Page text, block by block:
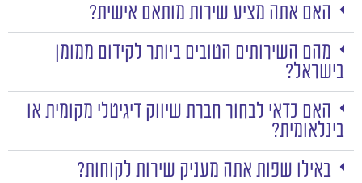
האם אתה מציע שירות מותאם אישית?
מהם השירותים הטובים ביותר לקידום ממומן
בישראל?
האם כדאי לבחור חברת שיווק דיגיטלי מקומית או
בינלאומית?
באילו שפות אתה מעניק שירות לקוחות?